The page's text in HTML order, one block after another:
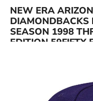
NEW ERA
DIAMONDBACKS
SEASON 1998
EDITION 59FIFTY
Bildergalerie überspringen